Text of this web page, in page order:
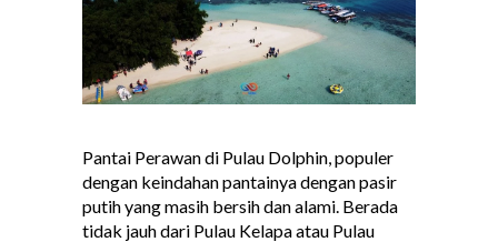
Pantai Perawan di Pulau Dolphin, populer
dengan keindahan pantainya dengan pasir
putih yang masih bersih dan alami. Berada
tidak jauh dari Pulau Kelapa atau Pulau